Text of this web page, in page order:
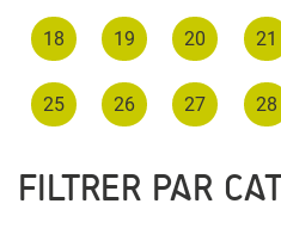
18 19 20 21
25 26 27 28
FILTRER PAR